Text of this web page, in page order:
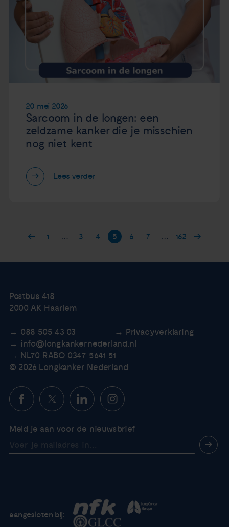
20 mei 2026
Sarcoom in de longen: een
zeldzame kanker die je misschien
nog niet kent
Lees verder
1 … 3 4 5 6 7 … 162
Postbus 418
2000 AK Haarlem
088 505 43 03
Privacyverklaring
info@longkankernederland.nl
NL70 RABO 0347 5641 51
© 2026 Longkanker Nederland
Meld je aan voor de nieuwsbrief
aangesloten bij: